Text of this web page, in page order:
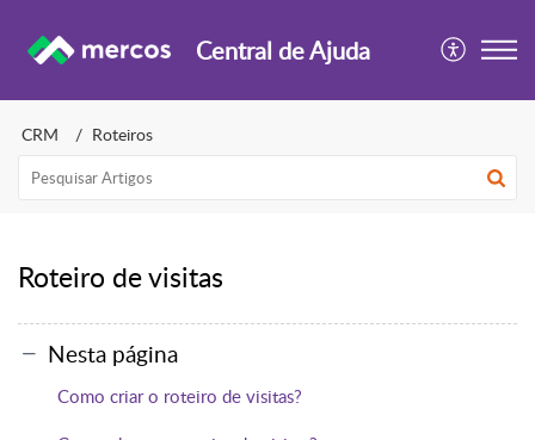
Central de Ajuda
CRM Roteiros
Roteiro de visitas
Nesta página
Como criar o roteiro de visitas?